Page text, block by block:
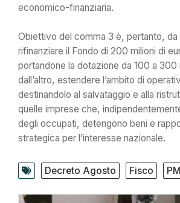
economico-finanziaria.
Obiettivo del comma 3 è, pertanto, da
rifinanziare il Fondo di 200 milioni di
portandone la dotazione da 100 a 300
dall’altro, estendere l’ambito di
destinandolo al salvataggio e alla
quelle imprese che,
degli occupati, detengono beni e
strategica per l’interesse nazionale.
Decreto Agosto Fisco